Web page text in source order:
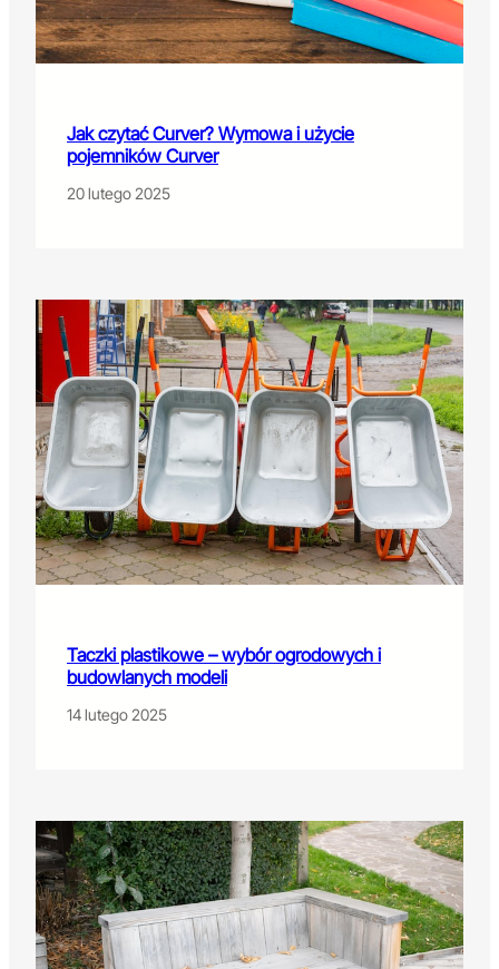
Jak czytać Curver? Wymowa i użycie
pojemników Curver
20 lutego 2025
Taczki plastikowe – wybór ogrodowych i
budowlanych modeli
14 lutego 2025